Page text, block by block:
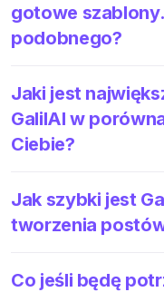
gotowe
podobnego?
Jaki jest
GalilAI w
Ciebie?
Jak szybki jest
tworzenia
Co jeśli będę